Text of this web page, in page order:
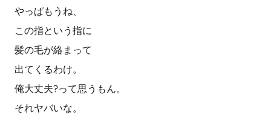
やっぱもうね、
この指という指に
髪の毛が絡まって
出てくるわけ。
俺大丈夫?って思うもん。
それヤバいな。